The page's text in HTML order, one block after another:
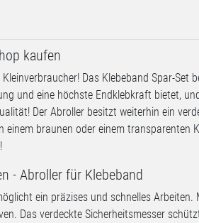
kaufen
Das Klebeband Spar-Set
und eine höchste Endklebkraft bietet,
Der Abroller besitzt weiterhin ein
einem braunen oder einem transparenten
- Abroller für Klebeband
ein präzises und schnelles Arbeiten.
Das verdeckte Sicherheitsmesser